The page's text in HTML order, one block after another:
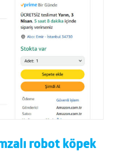
robot köpek